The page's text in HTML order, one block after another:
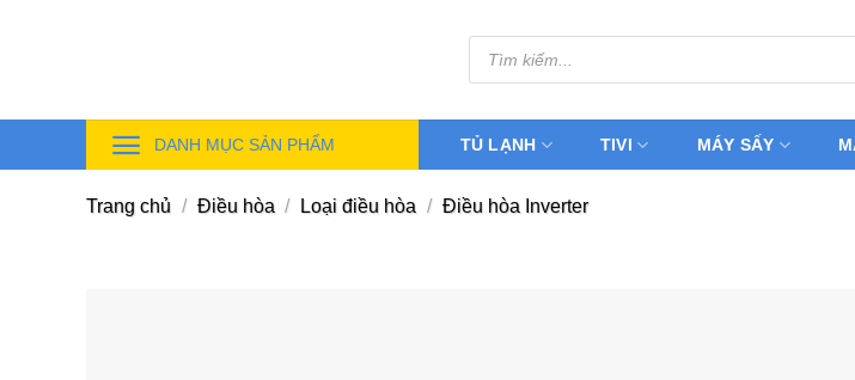
Tìm
kiếm
sản
DANH MỤC SẢN PHẨM TỦ LẠNH TIVI MÁY SẤY
Trang chủ / Điều hòa / Loại điều hòa / Điều hòa Inverter